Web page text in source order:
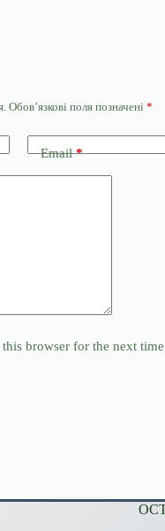
Обов’язкові поля позначені *
Email*
browser for the next